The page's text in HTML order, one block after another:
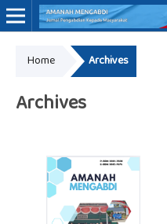
Home Archives
Archives